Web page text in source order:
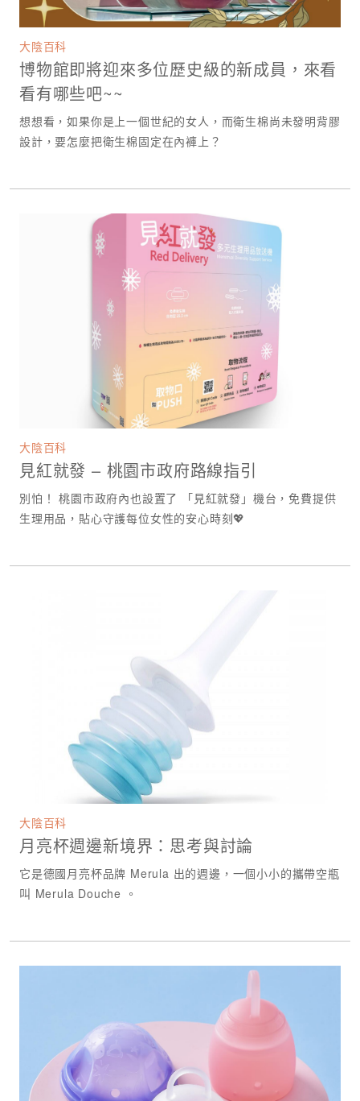
大陰百科
博物館即將迎來多位歷史級的新成員，來看
看有哪些吧~~
想想看，如果你是上一個世紀的女人，而衛生棉尚未發明背膠
設計，要怎麼把衛生棉固定在內褲上？
大陰百科
見紅就發 – 桃園市政府路線指引
別怕！ 桃園市政府內也設置了 「見紅就發」機台，免費提供
生理用品，貼心守護每位女性的安心時刻💖
大陰百科
月亮杯週邊新境界：思考與討論
它是德國月亮杯品牌 Merula 出的週邊，一個小小的攜帶空瓶
叫 Merula Douche 。